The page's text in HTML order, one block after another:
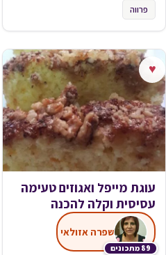
פרווה
♥
עוגת מייפל ואגוזים טעימה
עסיסית וקלה להכנה
89 מתכונים
שפרה אזולאי